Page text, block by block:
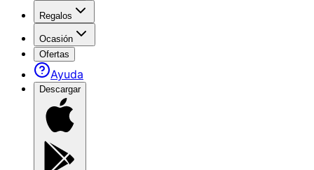
Regalos
Ocasión
Ofertas
Ayuda
Descargar